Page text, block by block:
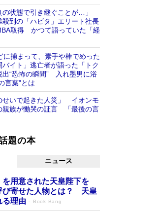
の状態で引き継ぐことが…」
殺到の「ハビタ」エリート社長
取得 かつて語っていた「経
に捕まって、素手や棒でめった
イト」逃亡者が語った「トク
出“恐怖の瞬間” 入れ墨男に浴
言葉”とは
せいで起きた人災」 イオンモ
親族が慟哭の証言 「最後の言
題の本
ニュース
用意された天皇陛下を
び寄せた人物とは？ 天皇
る理由
Book Bang